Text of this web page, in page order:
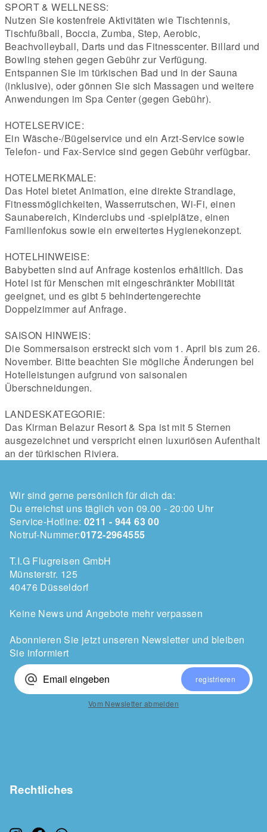
SPORT & WELLNESS:
Nutzen Sie kostenfreie Aktivitäten wie Tischtennis,
Tischfußball, Boccia, Zumba, Step, Aerobic,
Beachvolleyball, Darts und das Fitnesscenter. Billard und
Bowling stehen gegen Gebühr zur Verfügung.
Entspannen Sie im türkischen Bad und in der Sauna
(inklusive), oder gönnen Sie sich Massagen und weitere
Anwendungen im Spa Center (gegen Gebühr).
HOTELSERVICE:
Ein Wäsche-/Bügelservice und ein Arzt-Service sowie
Telefon- und Fax-Service sind gegen Gebühr verfügbar.
HOTELMERKMALE:
Das Hotel bietet Animation, eine direkte Strandlage,
Fitnessmöglichkeiten, Wasserrutschen, Wi-Fi, einen
Saunabereich, Kinderclubs und -spielplätze, einen
Familienfokus sowie ein erweitertes Hygienekonzept.
HOTELHINWEISE:
Babybetten sind auf Anfrage kostenlos erhältlich. Das
Hotel ist für Menschen mit eingeschränkter Mobilität
geeignet, und es gibt 5 behindertengerechte
Doppelzimmer auf Anfrage.
SAISON HINWEIS:
Die Sommersaison erstreckt sich vom 1. April bis zum 26.
November. Bitte beachten Sie mögliche Änderungen bei
Hotelleistungen aufgrund von saisonalen
Überschneidungen.
LANDESKATEGORIE:
Das Kirman Belazur Resort & Spa ist mit 5 Sternen
ausgezeichnet und verspricht einen luxuriösen Aufenthalt
an der türkischen Riviera.
Wir sind gerne persönlich für dich da:
Du erreichst uns täglich von 09.00 - 20:00 Uhr
Service-Hotline: 0211 - 944 63 00
Notruf-Nummer:0172-2964555
T.I.G Flugreisen GmbH
Münsterstr. 125
40476 Düsseldorf
Keine News und Angebote mehr verpassen
Abonnieren Sie jetzt unseren Newsletter und bleiben
Sie informiert
alternate_email registrieren
Vom Newsletter abmelden
Rechtliches